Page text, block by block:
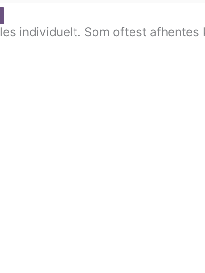
individuelt. Som oftest